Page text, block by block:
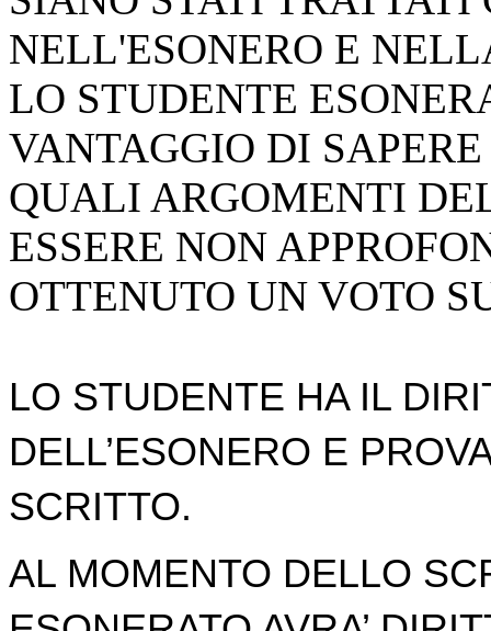
NELL'ESONERO E
LO STUDENTE
VANTAGGIO DI
QUALI ARGOMENTI
ESSERE NON
OTTENUTO UN VOTO
LO STUDENTE HA IL
DELL’ESONERO E
SCRITTO.
AL MOMENTO DELLO